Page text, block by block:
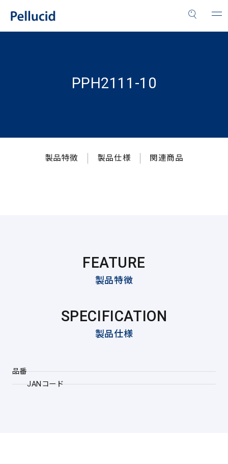
PPH2111-10
製品特徴 製品仕様 関連商品
FEATURE
製品特徴
SPECIFICATION
製品仕様
品番
JANコード